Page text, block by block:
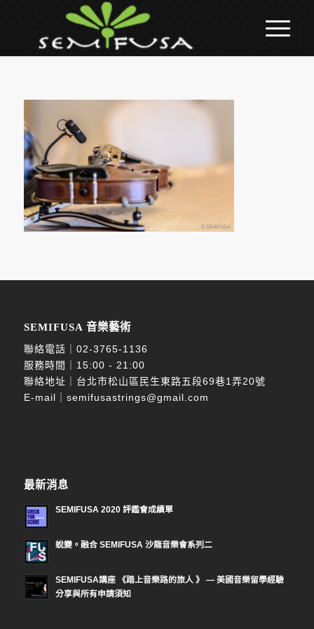
SEMIFUSA 音樂藝術
聯絡電話｜ 02-3765-1136
服務時間｜15:00 - 21:00
聯絡地址｜台北市松山區民生東路五段69巷1弄20號
E-mail｜ semifusastrings@gmail.com
最新消息
SEMIFUSA 2020 評鑑會成績單
蛻變。融合 SEMIFUSA 沙龍音樂會系列二
SEMIFUSA講座 《踏上音樂路的旅人 》 — 美國音樂留學經驗
分享與所有申請須知